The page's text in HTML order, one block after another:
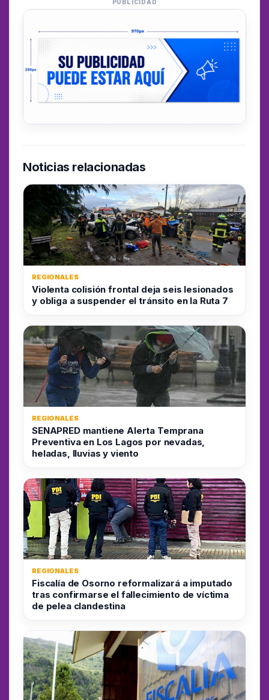
PUBLICIDAD
Noticias relacionadas
REGIONALES
Violenta colisión frontal deja seis lesionados
y obliga a suspender el tránsito en la Ruta 7
REGIONALES
SENAPRED mantiene Alerta Temprana
Preventiva en Los Lagos por nevadas,
heladas, lluvias y viento
REGIONALES
Fiscalía de Osorno reformalizará a imputado
tras confirmarse el fallecimiento de víctima
de pelea clandestina